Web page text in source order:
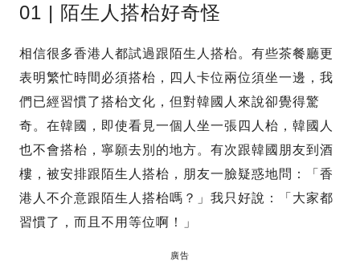
01 | 陌生人搭枱好奇怪
相信很多香港人都試過跟陌生人搭枱。有些茶餐廳更
表明繁忙時間必須搭枱，四人卡位兩位須坐一邊，我
們已經習慣了搭枱文化，但對韓國人來說卻覺得驚
奇。在韓國，即使看見一個人坐一張四人枱，韓國人
也不會搭枱，寧願去別的地方。有次跟韓國朋友到酒
樓，被安排跟陌生人搭枱，朋友一臉疑惑地問：「香
港人不介意跟陌生人搭枱嗎？」我只好說：「大家都
習慣了，而且不用等位啊！」
廣告